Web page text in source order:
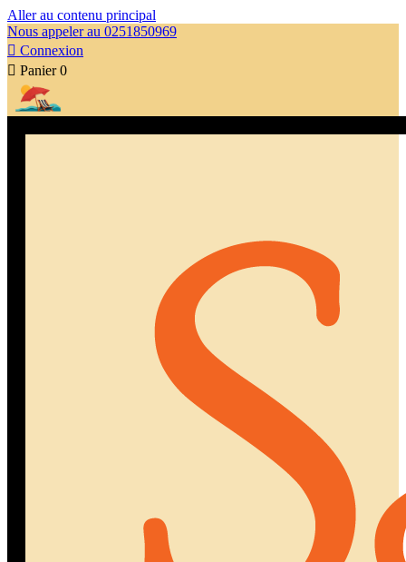
Aller au contenu principal
Nous appeler au 0251850969
 Connexion
 Panier 0